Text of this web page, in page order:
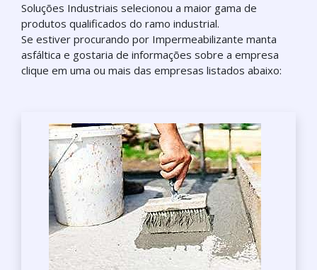
Soluções Industriais selecionou a maior gama de
produtos qualificados do ramo industrial.
Se estiver procurando por Impermeabilizante manta
asfáltica e gostaria de informações sobre a empresa
clique em uma ou mais das empresas listados abaixo: